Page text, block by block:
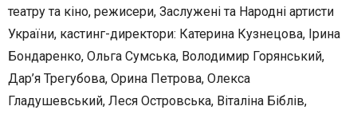
театру та кіно, режисери, Заслужені та Народні артисти
України, кастинг-директори: Катерина Кузнецова, Ірина
Бондаренко, Ольга Сумська, Володимир Горянський,
Дар’я Трегубова, Орина Петрова, Олекса
Гладушевський, Леся Островська, Віталіна Біблів,